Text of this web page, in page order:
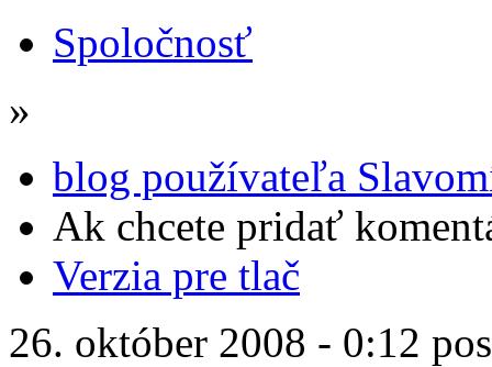
Spoločnosť
»
blog používateľa
Ak chcete pridať
Verzia pre tlač
26. október 2008 - 0:12